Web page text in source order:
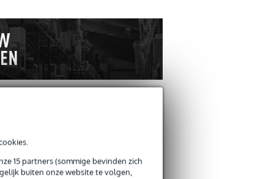
15 partners (sommige bevinden zich
buiten onze website te volgen,
OOK